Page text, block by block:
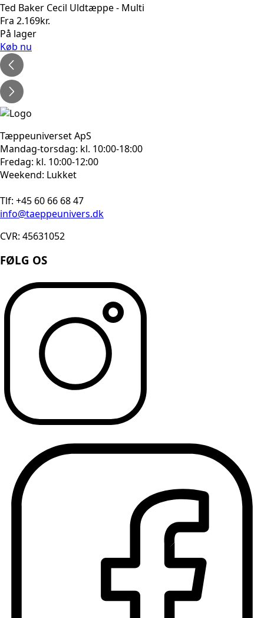
Ted Baker Cecil Uldtæppe - Multi
Fra 2.169kr.
På lager
Køb nu
Tæppeuniverset ApS
Mandag-torsdag: kl. 10:00-18:00
Fredag: kl. 10:00-12:00
Weekend: Lukket
Tlf: +45 60 66 68 47
info@taeppeunivers.dk
CVR: 45631052
FØLG OS